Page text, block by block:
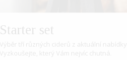
Starter set
Výběr tří různých ciderů z aktuální
Vyzkoušejte, který Vám nejvíc chutná.